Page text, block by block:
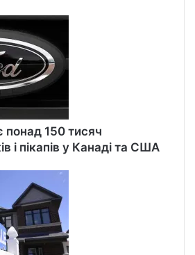
понад 150 тисяч
і пікапів у Канаді та США